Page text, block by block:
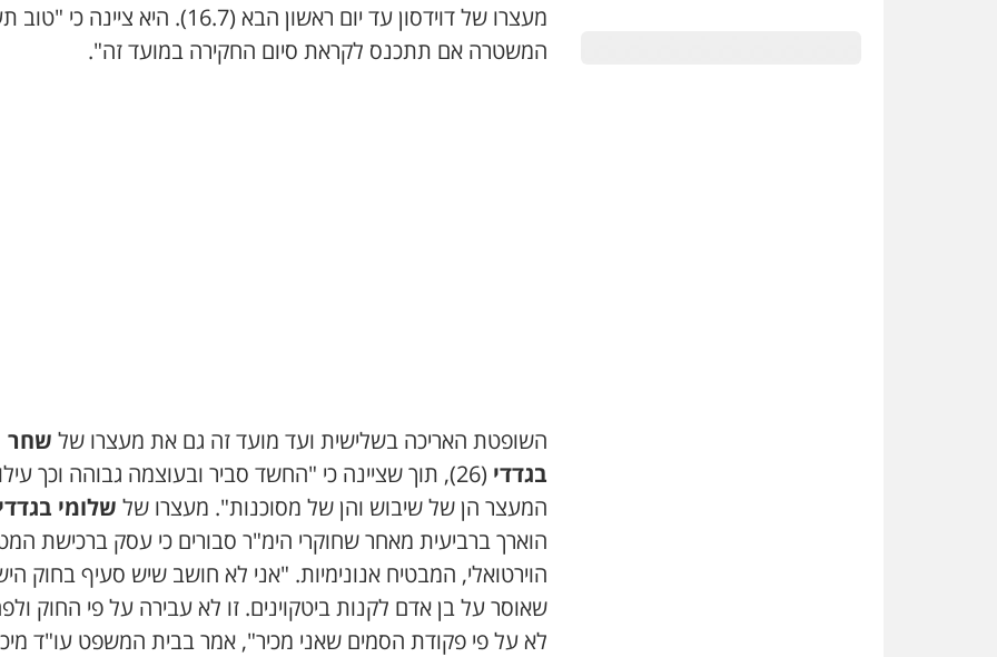
מעצרו של דוידסון עד יום ראשון הבא (16.7). היא ציינה
המשטרה אם תתכנס לקראת סיום החקירה במועד זה".
השופטת האריכה בשלישית ועד מועד זה גם את מעצרו של שחר
בגדדי
(26), תוך שציינה כי "החשד סביר ובעוצמה גבוהה וכך
המעצר הן של שיבוש והן של מסוכנות". מעצרו של שלומי בגדדי
הוארך ברביעית מאחר שחוקרי הימ"ר סבורים כי עסק ברכישת
הוירטואלי, המבטיח אנונימיות. "אני לא חושב שיש סעיף בחוק
שאוסר על בן אדם לקנות ביטקוינים. זו לא עבירה על פי החוק
לא על פי פקודת הסמים שאני מכיר", אמר בבית המשפט עו"ד